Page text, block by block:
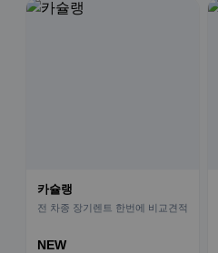
카슐랭
전 차종 장기렌트 한번에 비교견적
NEW